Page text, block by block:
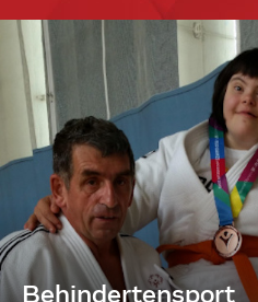
Behindertensport